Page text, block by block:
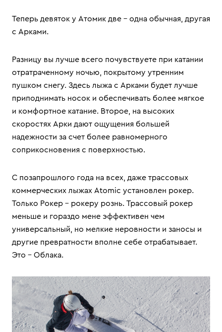
Теперь девяток у Атомик две – одна обычная, другая
с Арками.
Разницу вы лучше всего почувствуете при катании
отратраченному ночью, покрытому утренним
пушком снегу. Здесь лыжа с Арками будет лучше
приподнимать носок и обеспечивать более мягкое
и комфортное катание. Второе, на высоких
скоростях Арки дают ощущения большей
надежности за счет более равномерного
соприкосновения с поверхностью.
С позапрошлого года на всех, даже трассовых
коммерческих лыжах Atomic установлен рокер.
Только Рокер – рокеру рознь. Трассовый рокер
меньше и гораздо мене эффективен чем
универсальный, но мелкие неровности и заносы и
другие превратности вполне себе отрабатывает.
Это – Облака.